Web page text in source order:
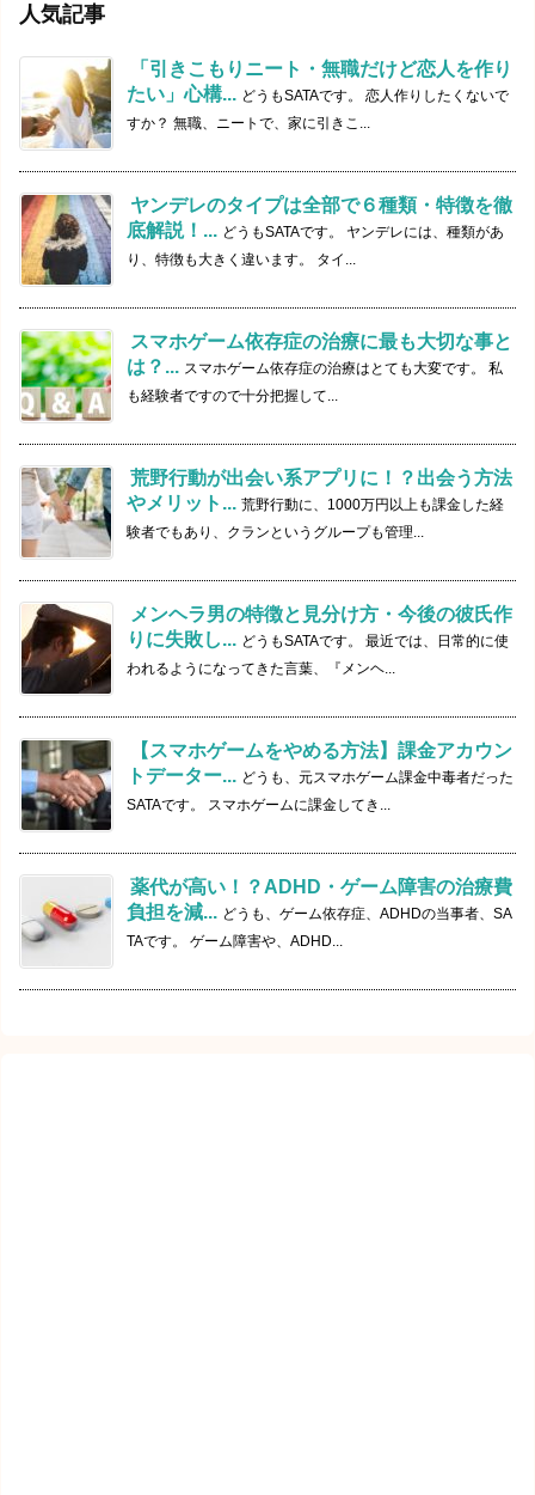
人気記事
「引きこもりニート・無職だけど恋人を作り
たい」心構... どうもSATAです。 恋人作りしたくないで
すか？ 無職、ニートで、家に引きこ...
ヤンデレのタイプは全部で６種類・特徴を徹
底解説！... どうもSATAです。 ヤンデレには、種類があ
り、特徴も大きく違います。 タイ...
スマホゲーム依存症の治療に最も大切な事と
は？... スマホゲーム依存症の治療はとても大変です。 私
も経験者ですので十分把握して...
荒野行動が出会い系アプリに！？出会う方法
やメリット... 荒野行動に、1000万円以上も課金した経
験者でもあり、クランというグループも管理...
メンヘラ男の特徴と見分け方・今後の彼氏作
りに失敗し... どうもSATAです。 最近では、日常的に使
われるようになってきた言葉、『メンヘ...
【スマホゲームをやめる方法】課金アカウン
トデーター... どうも、元スマホゲーム課金中毒者だった
SATAです。 スマホゲームに課金してき...
薬代が高い！？ADHD・ゲーム障害の治療費
負担を減... どうも、ゲーム依存症、ADHDの当事者、SA
TAです。 ゲーム障害や、ADHD...